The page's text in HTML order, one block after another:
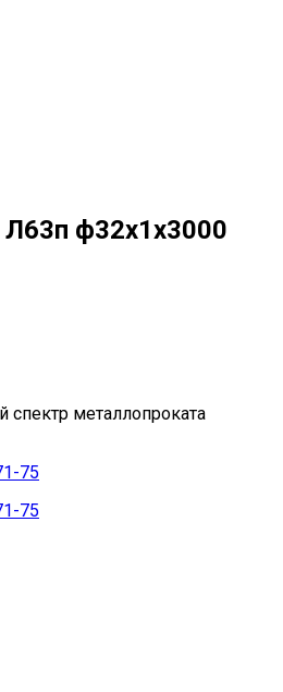
Л63п ф32х1х3000
металлопроката
75
75